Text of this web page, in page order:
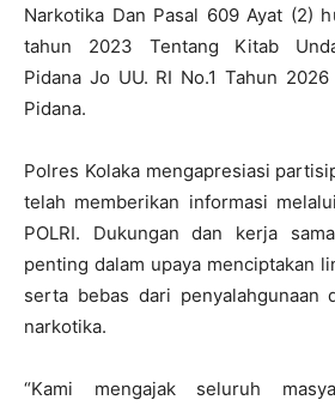
Narkotika Dan Pasal 609 Ayat (2)
tahun 2023 Tentang Kitab
Pidana Jo UU. RI No.1 Tahun
Pidana.
Polres Kolaka mengapresiasi
telah memberikan informasi
POLRI. Dukungan dan kerja
penting dalam upaya menciptakan
serta bebas dari penyalahgunaan
narkotika.
“Kami mengajak seluruh